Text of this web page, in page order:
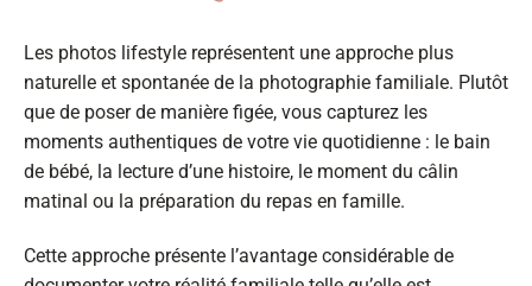
Les photos lifestyle représentent une approche plus
naturelle et spontanée de la photographie familiale. Plutôt
que de poser de manière figée, vous capturez les
moments authentiques de votre vie quotidienne : le bain
de bébé, la lecture d’une histoire, le moment du câlin
matinal ou la préparation du repas en famille.
Cette approche présente l’avantage considérable de